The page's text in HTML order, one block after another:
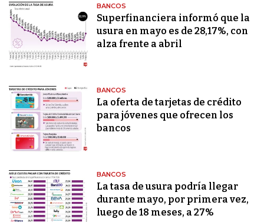
BANCOS
Superfinanciera informó que la
usura en mayo es de 28,17%, con
alza frente a abril
BANCOS
La oferta de tarjetas de crédito
para jóvenes que ofrecen los
bancos
BANCOS
La tasa de usura podría llegar
durante mayo, por primera vez,
luego de 18 meses, a 27%